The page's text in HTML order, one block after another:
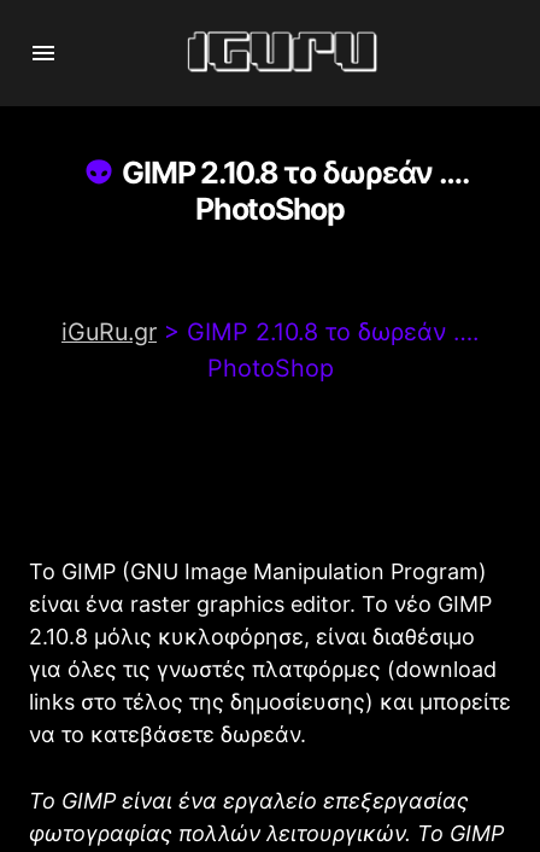
GIMP 2.10.8 το δωρεάν ….
PhotoShop
iGuRu.gr > GIMP 2.10.8 το δωρεάν ….
PhotoShop
Το GIMP (GNU Image Manipulation Program)
είναι ένα raster graphics editor. Το νέο GIMP
2.10.8 μόλις κυκλοφόρησε, είναι διαθέσιμο
για όλες τις γνωστές πλατφόρμες (download
links στο τέλος της δημοσίευσης) και μπορείτε
να το κατεβάσετε δωρεάν.
Το GIMPείναι ένα εργαλείο επεξεργασίας
φωτογραφίας πολλών λειτουργικών. Το GIMP